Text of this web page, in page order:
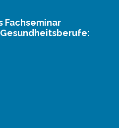
Fachseminar